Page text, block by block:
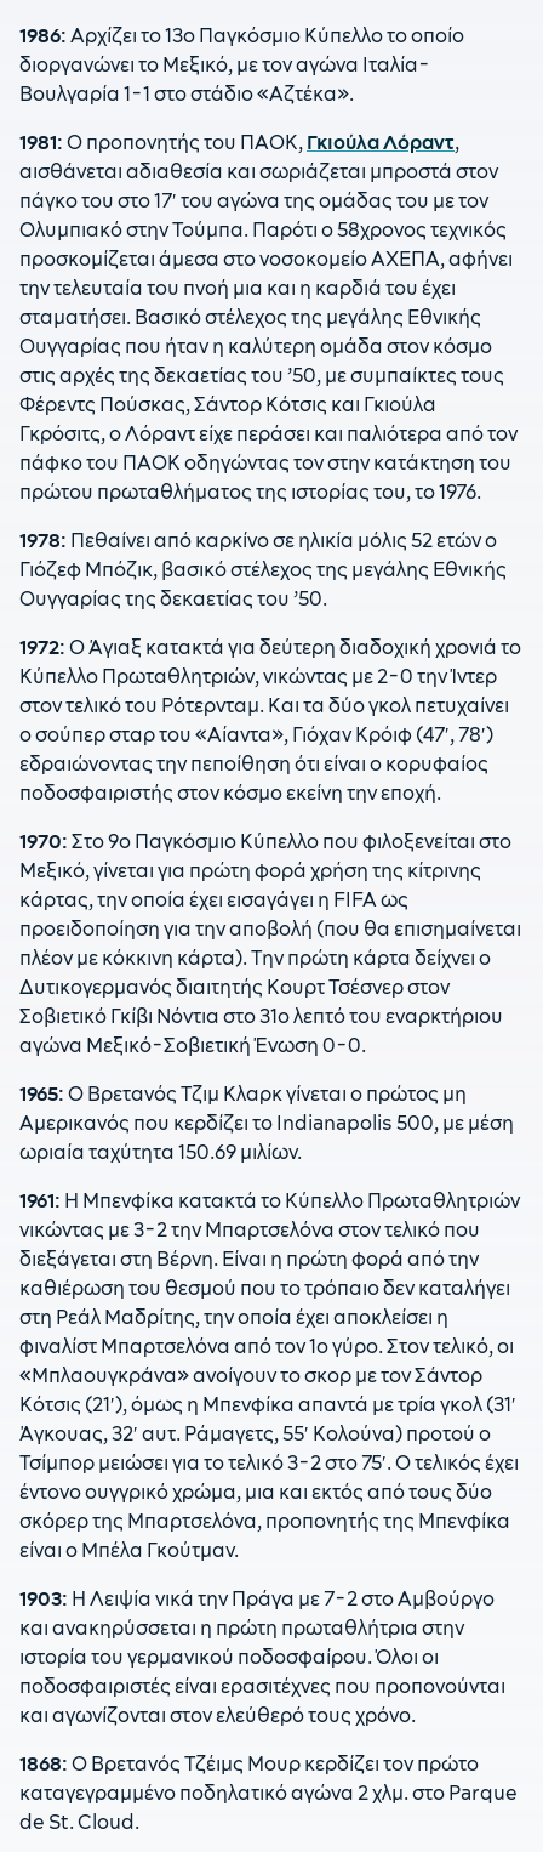
1986: Αρχίζει το 13ο Παγκόσμιο Κύπελλο το οποίο
διοργανώνει το Μεξικό, με τον αγώνα Ιταλία-
Βουλγαρία 1-1 στο στάδιο «Αζτέκα».
1981: Ο προπονητής του ΠΑΟΚ, Γκιούλα Λόραντ,
αισθάνεται αδιαθεσία και σωριάζεται μπροστά στον
πάγκο του στο 17′ του αγώνα της ομάδας του με τον
Ολυμπιακό στην Τούμπα. Παρότι ο 58χρονος τεχνικός
προσκομίζεται άμεσα στο νοσοκομείο ΑΧΕΠΑ, αφήνει
την τελευταία του πνοή μια και η καρδιά του έχει
σταματήσει. Βασικό στέλεχος της μεγάλης Εθνικής
Ουγγαρίας που ήταν η καλύτερη ομάδα στον κόσμο
στις αρχές της δεκαετίας του ’50, με συμπαίκτες τους
Φέρεντς Πούσκας, Σάντορ Κότσις και Γκιούλα
Γκρόσιτς, ο Λόραντ είχε περάσει και παλιότερα από τον
πάφκο του ΠΑΟΚ οδηγώντας τον στην κατάκτηση του
πρώτου πρωταθλήματος της ιστορίας του, το 1976.
1978: Πεθαίνει από καρκίνο σε ηλικία μόλις 52 ετών ο
Γιόζεφ Μπόζικ, βασικό στέλεχος της μεγάλης Εθνικής
Ουγγαρίας της δεκαετίας του ’50.
1972: Ο Άγιαξ κατακτά για δεύτερη διαδοχική χρονιά το
Κύπελλο Πρωταθλητριών, νικώντας με 2-0 την Ίντερ
στον τελικό του Ρότερνταμ. Και τα δύο γκολ πετυχαίνει
ο σούπερ σταρ του «Αίαντα», Γιόχαν Κρόιφ (47′, 78′)
εδραιώνοντας την πεποίθηση ότι είναι ο κορυφαίος
ποδοσφαιριστής στον κόσμο εκείνη την εποχή.
1970: Στο 9ο Παγκόσμιο Κύπελλο που φιλοξενείται στο
Μεξικό, γίνεται για πρώτη φορά χρήση της κίτρινης
κάρτας, την οποία έχει εισαγάγει η FIFA ως
προειδοποίηση για την αποβολή (που θα επισημαίνεται
πλέον με κόκκινη κάρτα). Την πρώτη κάρτα δείχνει ο
Δυτικογερμανός διαιτητής Κουρτ Τσέσνερ στον
Σοβιετικό Γκίβι Νόντια στο 31ο λεπτό του εναρκτήριου
αγώνα Μεξικό-Σοβιετική Ένωση 0-0.
1965: Ο Βρετανός Τζιμ Κλαρκ γίνεται ο πρώτος μη
Αμερικανός που κερδίζει το Indianapolis 500, με μέση
ωριαία ταχύτητα 150.69 μιλίων.
1961: Η Μπενφίκα κατακτά το Κύπελλο Πρωταθλητριών
νικώντας με 3-2 την Μπαρτσελόνα στον τελικό που
διεξάγεται στη Βέρνη. Είναι η πρώτη φορά από την
καθιέρωση του θεσμού που το τρόπαιο δεν καταλήγει
στη Ρεάλ Μαδρίτης, την οποία έχει αποκλείσει η
φιναλίστ Μπαρτσελόνα από τον 1ο γύρο. Στον τελικό, οι
«Μπλαουγκράνα» ανοίγουν το σκορ με τον Σάντορ
Κότσις (21′), όμως η Μπενφίκα απαντά με τρία γκολ (31′
Άγκουας, 32′ αυτ. Ράμαγετς, 55′ Κολούνα) προτού ο
Τσίμπορ μειώσει για το τελικό 3-2 στο 75′. Ο τελικός έχει
έντονο ουγγρικό χρώμα, μια και εκτός από τους δύο
σκόρερ της Μπαρτσελόνα, προπονητής της Μπενφίκα
είναι ο Μπέλα Γκούτμαν.
1903: Η Λειψία νικά την Πράγα με 7-2 στο Αμβούργο
και ανακηρύσσεται η πρώτη πρωταθλήτρια στην
ιστορία του γερμανικού ποδοσφαίρου. Όλοι οι
ποδοσφαιριστές είναι ερασιτέχνες που προπονούνται
και αγωνίζονται στον ελεύθερό τους χρόνο.
1868: Ο Βρετανός Τζέιμς Μουρ κερδίζει τον πρώτο
καταγεγραμμένο ποδηλατικό αγώνα 2 χλμ. στο Parque
de St. Cloud.